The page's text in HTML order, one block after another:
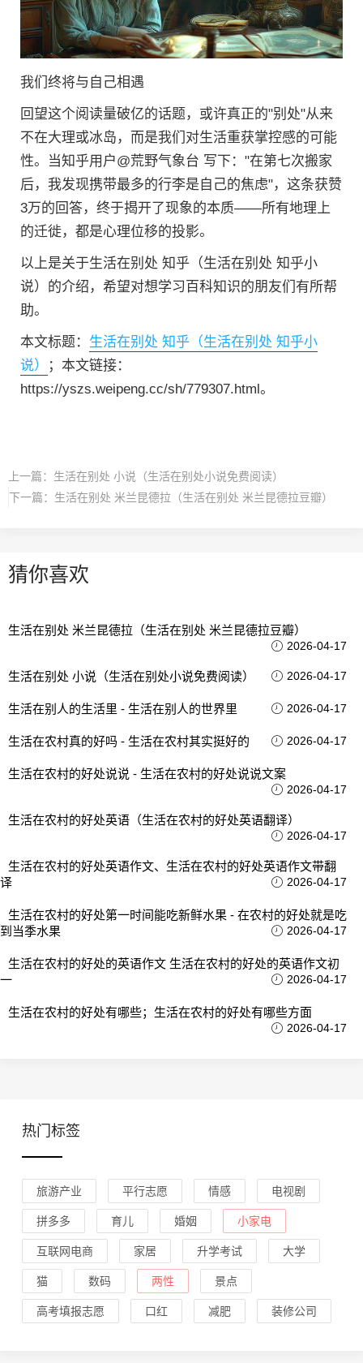
我们终将与自己相遇
回望这个阅读量破亿的话题，或许真正的"别处"从来
不在大理或冰岛，而是我们对生活重获掌控感的可能
性。当知乎用户@荒野气象台 写下："在第七次搬家
后，我发现携带最多的行李是自己的焦虑"，这条获赞
3万的回答，终于揭开了现象的本质——所有地理上
的迁徙，都是心理位移的投影。
以上是关于生活在别处 知乎（生活在别处 知乎小
说）的介绍，希望对想学习百科知识的朋友们有所帮
助。
本文标题： 生活在别处 知乎（生活在别处 知乎小
说）
；本文链接：
https://yszs.weipeng.cc/sh/779307.html。
上一篇： 生活在别处 小说（生活在别处小说免费阅读）
下一篇： 生活在别处 米兰昆德拉（生活在别处 米兰昆德拉豆瓣）
猜你喜欢
生活在别处 米兰昆德拉（生活在别处 米兰昆德拉豆瓣）
2026-04-17
生活在别处 小说（生活在别处小说免费阅读） 2026-04-17
生活在别人的生活里 - 生活在别人的世界里 2026-04-17
生活在农村真的好吗 - 生活在农村其实挺好的 2026-04-17
生活在农村的好处说说 - 生活在农村的好处说说文案
2026-04-17
生活在农村的好处英语（生活在农村的好处英语翻译）
2026-04-17
生活在农村的好处英语作文、生活在农村的好处英语作文带翻
译
2026-04-17
生活在农村的好处第一时间能吃新鲜水果 - 在农村的好处就是吃
到当季水果
2026-04-17
生活在农村的好处的英语作文 生活在农村的好处的英语作文初
一
2026-04-17
生活在农村的好处有哪些；生活在农村的好处有哪些方面
2026-04-17
热门标签
旅游产业 平行志愿 情感 电视剧
拼多多 育儿 婚姻 小家电
互联网电商 家居 升学考试 大学
猫 数码 两性 景点
高考填报志愿 口红 减肥 装修公司